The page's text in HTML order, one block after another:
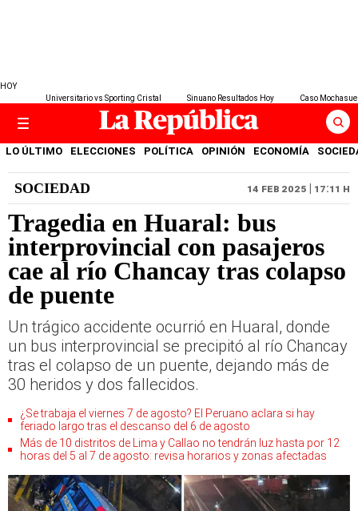
HOY
Universitario vs Sporting Cristal
Sinuano Resultados Hoy Caso
LO ÚLTIMO ELECCIONES POLÍTICA OPINIÓN ECONOMÍA
SOCIEDAD 14 FEB 2025 | 17:11 H
Tragedia en Huaral: bus
interprovincial con pasajeros
cae al río Chancay tras colapso
de puente
Un trágico accidente ocurrió en Huaral, donde
un bus interprovincial se precipitó al río Chancay
tras el colapso de un puente, dejando más de
30 heridos y dos fallecidos.
¿Se trabaja el viernes 7 de agosto? El Peruano aclara si hay
feriado largo tras el descanso del 6 de agosto
Más de 10 distritos de Lima y Callao no tendrán luz hasta por 12
horas del 5 al 7 de agosto: revisa horarios y zonas afectadas